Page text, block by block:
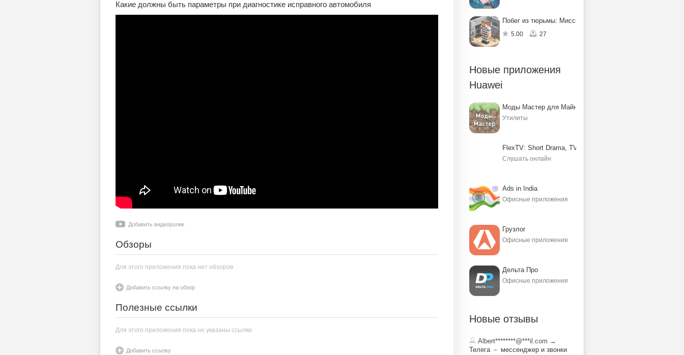
Какие должны быть параметры при диагностике исправного автомобиля
Добавить видеоролик
Обзоры
Для этого приложения пока нет обзоров
Добавить ссылку на обзор
Полезные ссылки
Для этого приложения пока не указаны ссылки
Добавить ссылку
Побег из тюрьмы: Миссия по спасению
5.00 27
Новые приложения
Huawei
Моды Мастер для Майнкрафт ПЕ
Утилиты
FlexTV: Short Drama, TV, Reels
Слушать онлайн
Ads in India
Офисные приложения
Грузлог
Офисные приложения
Дельта Про
Офисные приложения
Новые отзывы
Albert********@***il.com →
Телега － мессенджер и звонки